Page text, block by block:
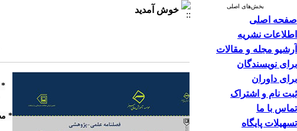
بخش‌های اصلی
صفحه اصلی
اطلاعات نشریه
آرشیو مجله و مقالات
برای نویسندگان
برای داوران
ثبت نام و اشتراک
تماس با ما
تسهیلات پایگاه
خوش آمدید